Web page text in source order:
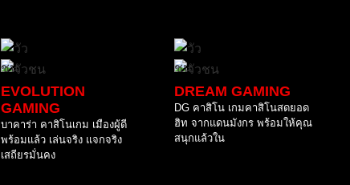
EVOLUTION
GAMING
บาคาร่า คาสิโนเกม เมืองผู้ดี
พร้อมแล้ว เล่นจริง แจกจริง
เสถียรมั่นคง
DREAM GAMING
DG คาสิโน เกมคาสิโนสดยอด
ฮิท จากแดนมังกร พร้อมให้คุณ
สนุกแล้วใน